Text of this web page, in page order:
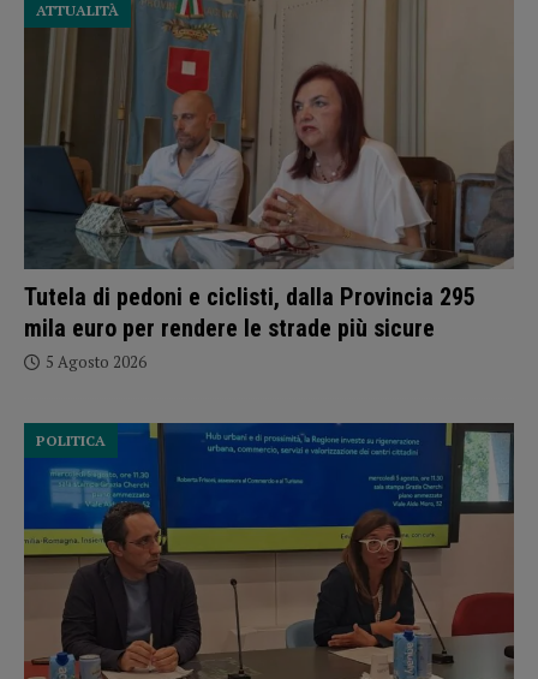
Tutela di pedoni e ciclisti, dalla Provincia 295
mila euro per rendere le strade più sicure
ATTUALITÀ
5 Agosto 2026
POLITICA